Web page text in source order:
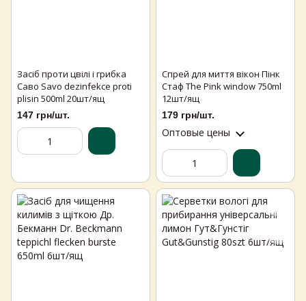
Засіб проти цвілі і грибка
Саво Savo dezinfekce proti
plisin 500ml 20шт/ящ
147 грн/шт.
Спрей для миття вікон Пінк
Стаф The Pink window 750ml
12шт/ящ
179 грн/шт.
Оптовые цены